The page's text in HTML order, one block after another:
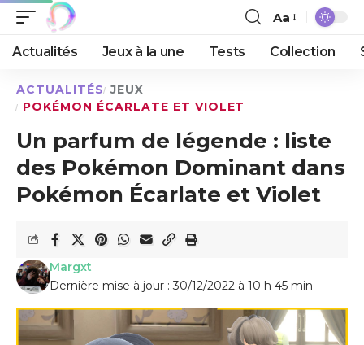
Aa
Actualités Jeux à la une Tests Collection
ACTUALITÉS JEUX
POKÉMON ÉCARLATE ET VIOLET
Un parfum de légende : liste
des Pokémon Dominant dans
Pokémon Écarlate et Violet
Dernière mise à jour : 30/12/2022 à 10 h 45 min
Margxt